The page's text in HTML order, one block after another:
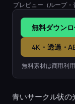
プレビュー（ループ・
無料ダウンロ
4K・透過・
無料素材は商用利
青いサークル状の